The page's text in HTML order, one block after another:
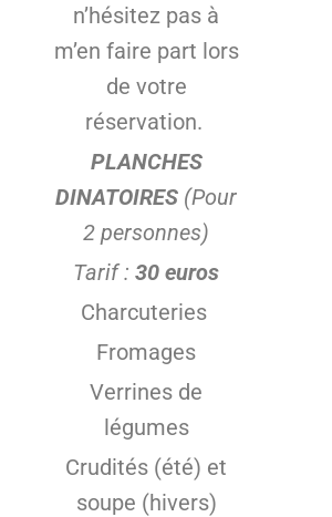
n’hésitez pas à
m’en faire part lors
de votre
réservation.
PLANCHES
DINATOIRES (Pour
2 personnes)
Tarif : 30 euros
Charcuteries
Fromages
Verrines de
légumes
Crudités (été) et
soupe (hivers)